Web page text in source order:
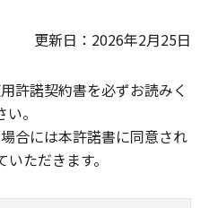
更新日：2026年2月25日
許諾契約書を必ずお読みく
い。
合には本許諾書に同意され
ただきます。